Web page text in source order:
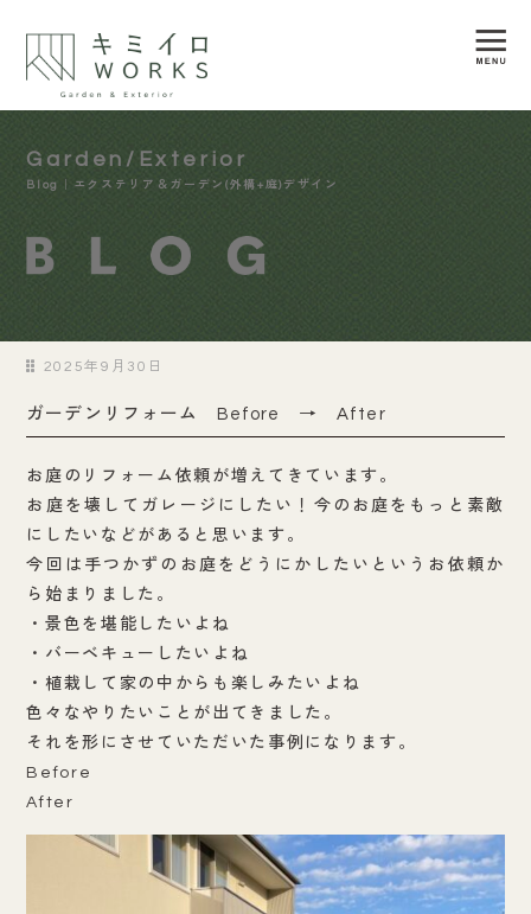
Garden/Exterior
Blog｜エクステリア＆ガーデン(外構+庭)デザイン
2025年9月30日
ガーデンリフォーム Before → After
お庭のリフォーム依頼が増えてきています。
お庭を壊してガレージにしたい！今のお庭をもっと素敵
にしたいなどがあると思います。
今回は手つかずのお庭をどうにかしたいというお依頼か
ら始まりました。
・景色を堪能したいよね
・バーベキューしたいよね
・植栽して家の中からも楽しみたいよね
色々なやりたいことが出てきました。
それを形にさせていただいた事例になります。
After